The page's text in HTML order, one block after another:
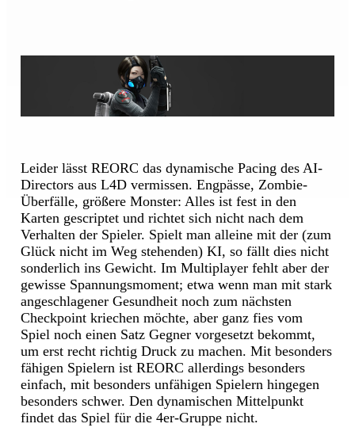
Leider lässt REORC das dynamische Pacing des AI-
Directors aus L4D vermissen. Engpässe, Zombie-
Überfälle, größere Monster: Alles ist fest in den
Karten gescriptet und richtet sich nicht nach dem
Verhalten der Spieler. Spielt man alleine mit der (zum
Glück nicht im Weg stehenden) KI, so fällt dies nicht
sonderlich ins Gewicht. Im Multiplayer fehlt aber der
gewisse Spannungsmoment; etwa wenn man mit stark
angeschlagener Gesundheit noch zum nächsten
Checkpoint kriechen möchte, aber ganz fies vom
Spiel noch einen Satz Gegner vorgesetzt bekommt,
um erst recht richtig Druck zu machen. Mit besonders
fähigen Spielern ist REORC allerdings besonders
einfach, mit besonders unfähigen Spielern hingegen
besonders schwer. Den dynamischen Mittelpunkt
findet das Spiel für die 4er-Gruppe nicht.